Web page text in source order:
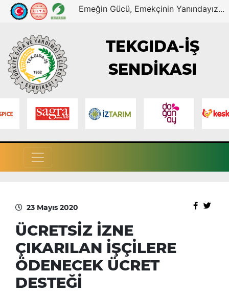
Emeğin Gücü, Emekçinin Yanındayız...
TEKGIDA-İŞ
SENDİKASI
23 Mayıs 2020
ÜCRETSİZ İZNE
ÇIKARILAN İŞÇİLERE
ÖDENECEK ÜCRET
DESTEĞİ